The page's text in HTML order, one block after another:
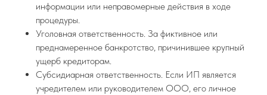
информации или неправомерные действия в ходе
процедуры.
Уголовная ответственность. За фиктивное или
преднамеренное банкротство, причинившее крупный
ущерб кредиторам.
Субсидиарная ответственность. Если ИП является
учредителем или руководителем ООО, его личное